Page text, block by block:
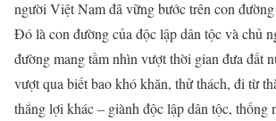
người Việt Nam đã vững bước trên con
Đó là con đường của độc lập dân tộc và chủ
đường mang tầm nhìn vượt thời gian đưa đất
vượt qua biết bao khó khăn, thử thách, đi từ
thắng lợi khác – giành độc lập dân tộc, thống